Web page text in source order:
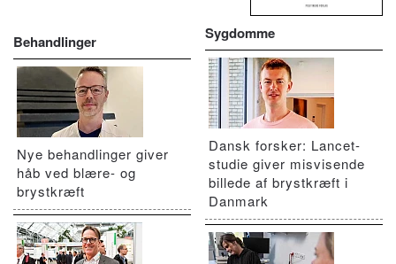
Behandlinger
Nye behandlinger giver
håb ved blære- og
brystkræft
Sygdomme
Dansk forsker: Lancet-
studie giver misvisende
billede af brystkræft i
Danmark